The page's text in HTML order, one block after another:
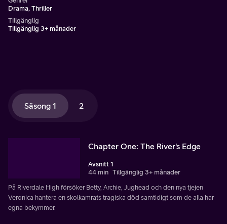
Drama, Thriller
Tillgänglig
Tillgänglig 3+ månader
Säsong 1 2
Chapter One: The River's Edge
Avsnitt 1
44 min Tillgänglig 3+ månader
På Riverdale High försöker Betty, Archie, Jughead och den nya tjejen
Veronica hantera en skolkamrats tragiska död samtidigt som de alla har
egna bekymmer.